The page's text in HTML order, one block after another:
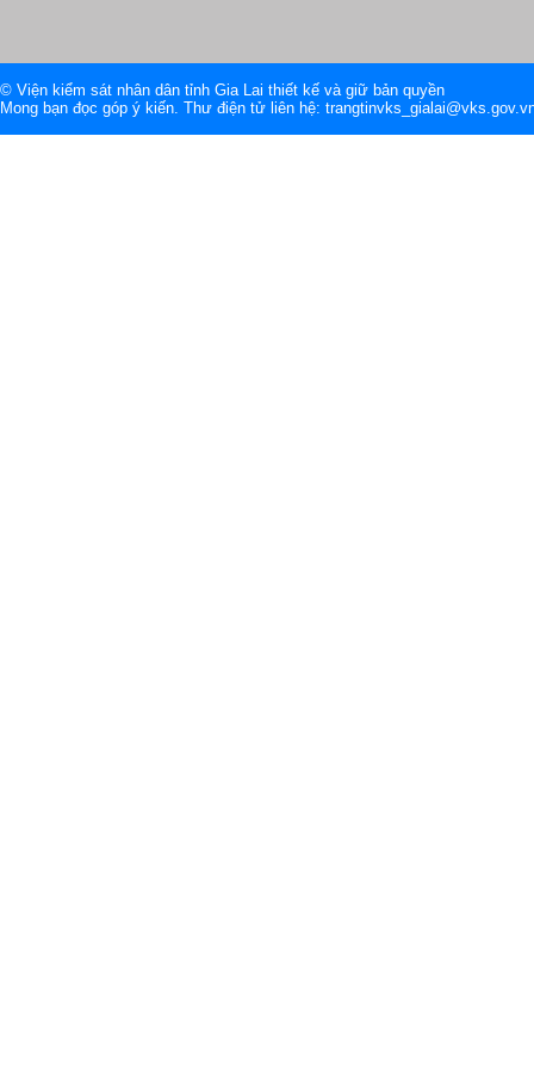
© Viện kiểm sát nhân dân tỉnh Gia Lai thiết kế và giữ bản quyền
Mong bạn đọc góp ý kiến. Thư điện tử liên hệ: